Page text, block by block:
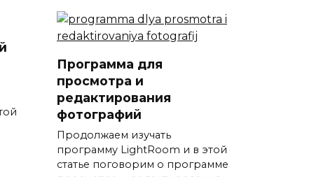
Программа для
просмотра и
редактирования
фотографий
Продолжаем изучать
программу LightRoom и в этой
статье поговорим о программе